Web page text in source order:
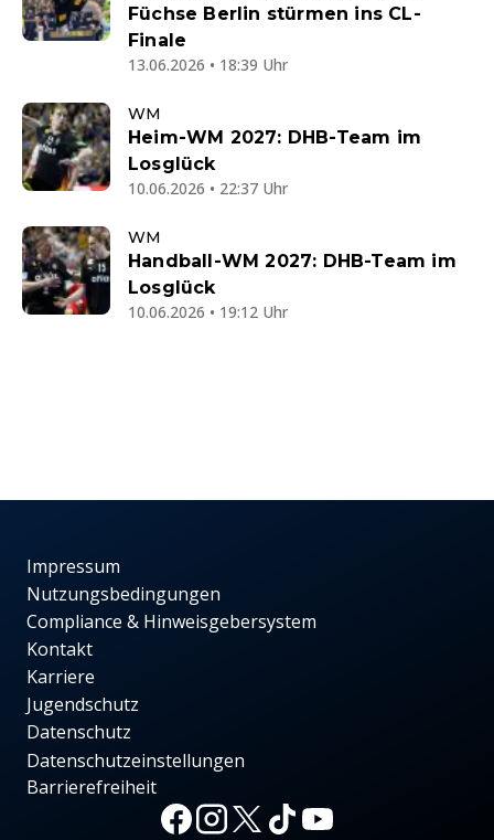
Füchse Berlin stürmen ins CL-
Finale
13.06.2026 • 18:39 Uhr
WM
Heim-WM 2027: DHB-Team im
Losglück
10.06.2026 • 22:37 Uhr
WM
Handball-WM 2027: DHB-Team im
Losglück
10.06.2026 • 19:12 Uhr
Impressum
Nutzungsbedingungen
Compliance & Hinweisgebersystem
Kontakt
Karriere
Jugendschutz
Datenschutz
Datenschutzeinstellungen
Barrierefreiheit